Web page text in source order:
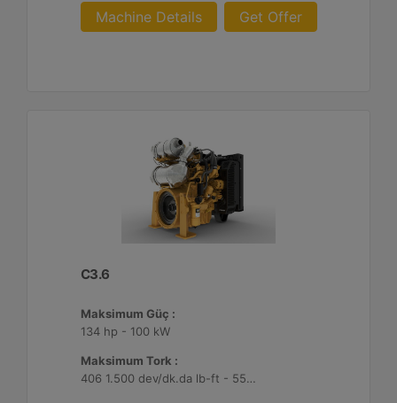
Machine Details Get Offer
C3.6
Maksimum Güç :
134 hp - 100 kW
Maksimum Tork :
406 1.500 dev/dk.da lb-ft - 550 1.500 dev/dk.da Nm